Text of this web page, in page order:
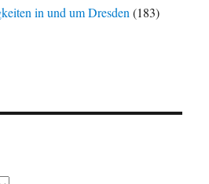
in und um Dresden (183)